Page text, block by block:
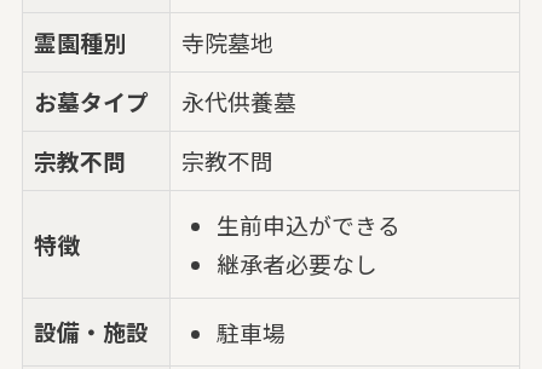
霊園種別
寺院墓地
お墓タイプ
永代供養墓
宗教不問
宗教不問
特徴
生前申込ができる
継承者必要なし
設備・施設
駐車場